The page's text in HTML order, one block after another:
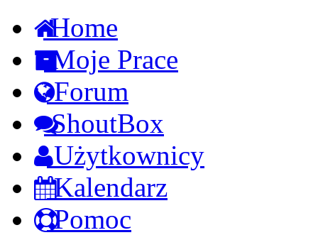
Home
Moje Prace
Forum
ShoutBox
Użytkownicy
Kalendarz
Pomoc